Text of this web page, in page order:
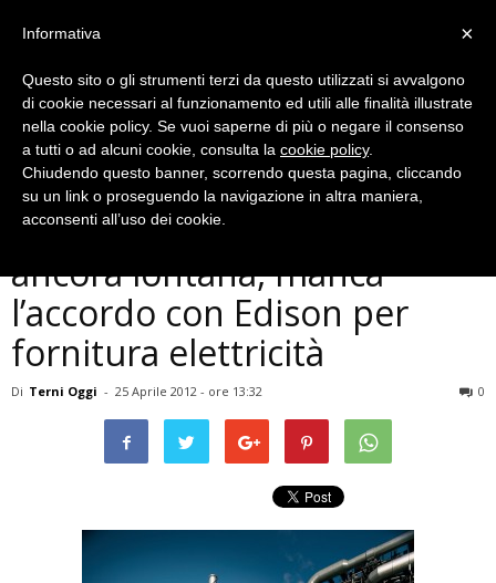
Economia
Basell-Novamont, soluzione
ancora lontana, manca
l’accordo con Edison per
fornitura elettricità
Di Terni Oggi - 25 Aprile 2012 - ore 13:32 0
×
Informativa
Questo sito o gli strumenti terzi da questo utilizzati si avvalgono
di cookie necessari al funzionamento ed utili alle finalità illustrate
nella cookie policy. Se vuoi saperne di più o negare il consenso
a tutti o ad alcuni cookie, consulta la cookie policy.
Chiudendo questo banner, scorrendo questa pagina, cliccando
su un link o proseguendo la navigazione in altra maniera,
acconsenti all’uso dei cookie.